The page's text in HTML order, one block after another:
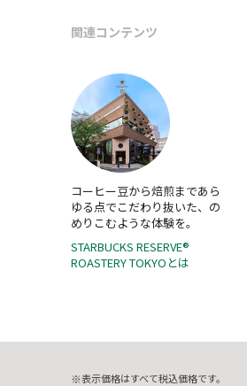
関連コンテンツ
コーヒー豆から焙煎まであら
ゆる点でこだわり抜いた、の
めりこむような体験を。
STARBUCKS RESERVE®
ROASTERY TOKYOとは
表示価格はすべて税込価格です。